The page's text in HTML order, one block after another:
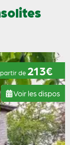
de 213€
Voir les dispos